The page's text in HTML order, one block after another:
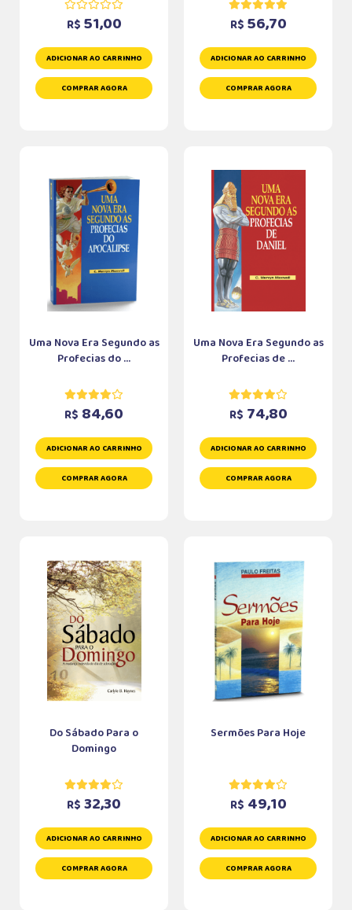
R$ 51,00
ADICIONAR AO CARRINHO
COMPRAR AGORA
R$ 56,70
ADICIONAR AO CARRINHO
COMPRAR AGORA
Uma Nova Era Segundo as
Profecias do ...
R$ 84,60
ADICIONAR AO CARRINHO
COMPRAR AGORA
Uma Nova Era Segundo as
Profecias de ...
R$ 74,80
ADICIONAR AO CARRINHO
COMPRAR AGORA
Do Sábado Para o
Domingo
R$ 32,30
ADICIONAR AO CARRINHO
COMPRAR AGORA
Sermões Para Hoje
R$ 49,10
ADICIONAR AO CARRINHO
COMPRAR AGORA